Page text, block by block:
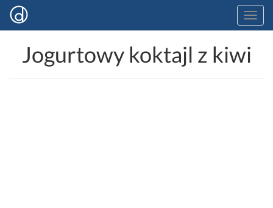
Jogurtowy koktajl z kiwi